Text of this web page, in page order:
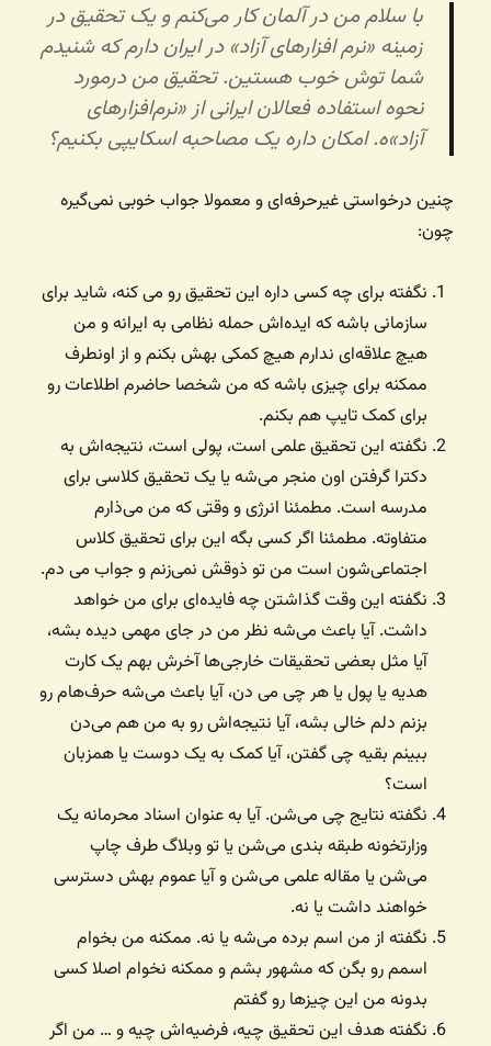
با سلام من در آلمان کار می‌کنم و یک تحقیق در
زمینه «نرم افزارهای آزاد» در ایران دارم که شنیدم
شما توش خوب هستین. تحقیق من درمورد
نحوه استفاده فعالان ایرانی از «نرم‌افزارهای
آزاد»ه. امکان داره یک مصاحبه اسکایپی بکنیم؟
چنین درخواستی غیرحرفه‌ای و معمولا جواب خوبی نمی‌گیره
چون:
نگفته برای چه کسی داره این تحقیق رو می کنه، شاید برای
سازمانی باشه که ایده‌اش حمله نظامی به ایرانه و من
هیچ علاقه‌ای ندارم هیچ کمکی بهش بکنم و از اونطرف
ممکنه برای چیزی باشه که من شخصا حاضرم اطلاعات رو
برای کمک تایپ هم بکنم.
نگفته این تحقیق علمی است، پولی است، نتیجه‌اش به
دکترا گرفتن اون منجر می‌شه یا یک تحقیق کلاسی برای
مدرسه است. مطمئنا انرژی و وقتی که من می‌ذارم
متفاوته. مطمئنا اگر کسی بگه این برای تحقیق کلاس
اجتماعی‌شون است من تو ذوقش نمی‌زنم و جواب می دم.
نگفته این وقت گذاشتن چه فایده‌ای برای من خواهد
داشت. آیا باعث می‌شه نظر من در جای مهمی دیده بشه،
آیا مثل بعضی تحقیقات خارجی‌ها آخرش بهم یک کارت
هدیه یا پول یا هر چی می دن، آیا باعث می‌شه حرف‌هام رو
بزنم دلم خالی بشه، آیا نتیجه‌اش رو به من هم می‌دن
ببینم بقیه چی گفتن، آیا کمک به یک دوست یا همزبان
است؟
نگفته نتایج چی می‌شن. آیا به عنوان اسناد محرمانه یک
وزارتخونه طبقه بندی می‌شن یا تو وبلاگ طرف چاپ
می‌شن یا مقاله علمی می‌شن و آیا عموم بهش دسترسی
خواهند داشت یا نه.
نگفته از من اسم برده می‌شه یا نه. ممکنه من بخوام
اسمم رو بگن که مشهور بشم و ممکنه نخوام اصلا کسی
بدونه من این چیزها رو گفتم
نگفته هدف این تحقیق چیه، فرضیه‌اش چیه و … من اگر